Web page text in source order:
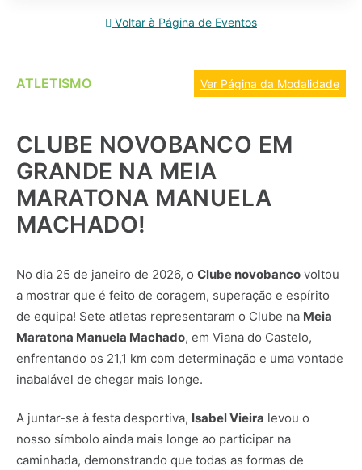
Voltar à Página de Eventos
ATLETISMO Ver Página da Modalidade
CLUBE NOVOBANCO EM
GRANDE NA MEIA
MARATONA MANUELA
MACHADO!
No dia 25 de janeiro de 2026, o Clube novobanco voltou
a mostrar que é feito de coragem, superação e espírito
de equipa! Sete atletas representaram o Clube na Meia
Maratona Manuela Machado, em Viana do Castelo,
enfrentando os 21,1 km com determinação e uma vontade
inabalável de chegar mais longe.
A juntar-se à festa desportiva, Isabel Vieira levou o
nosso símbolo ainda mais longe ao participar na
caminhada, demonstrando que todas as formas de